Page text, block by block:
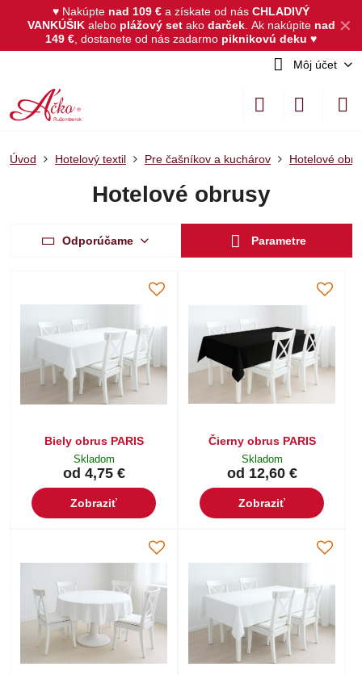
✕
♥ Nakúpte nad 109 € a získate od nás CHLADIVÝ
VANKÚŠIKalebo plážový set akodarček. Ak nakúpite nad
149 € , dostanete od nás zadarmo piknikovú deku ♥
Môj účet
Úvod Hotelový textil Pre čašníkov a kuchárov Hotelové
Hotelové obrusy
Odporúčame Parametre
Biely obrus PARIS
Skladom
od 4,75 €
Zobraziť
Čierny obrus PARIS
Skladom
od 12,60 €
Zobraziť